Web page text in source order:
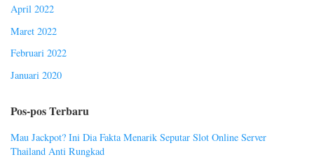
April 2022
Maret 2022
Februari 2022
Januari 2020
Pos-pos Terbaru
Mau Jackpot? Ini Dia Fakta Menarik Seputar Slot Online Server
Thailand Anti Rungkad